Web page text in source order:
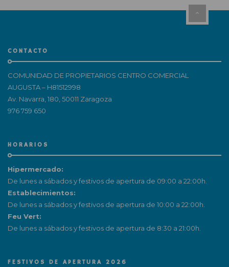
CONTACTO
COMUNIDAD DE PROPIETARIOS CENTRO COMERCIAL
AUGUSTA – H81512998
Av. Navarra, 180, 50011 Zaragoza
976 759 650
HORARIOS
Hipermercado:
De lunes a sábados y festivos de apertura de 09:00 a 22:00h.
Establecimientos:
De lunes a sábados y festivos de apertura de 10:00 a 22:00h.
Feu Vert:
De lunes a sábados y festivos de apertura de 8:30 a 21:00h.
FESTIVOS DE APERTURA 2026